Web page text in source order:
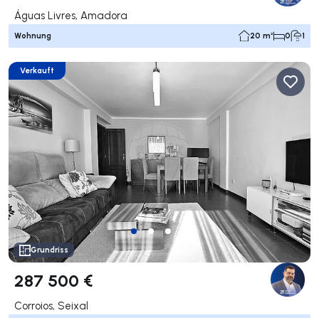
Águas Livres, Amadora
Wohnung 20 m² 0 1
Verkauft
Grundriss
287 500 €
Corroios, Seixal